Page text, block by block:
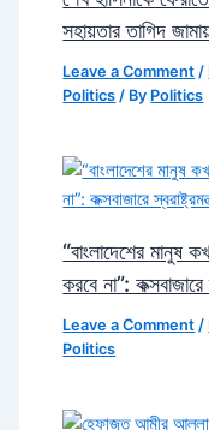
সহায়তার তাগিদ
Leave a Comment /
Politics / By Politics
“বাংলাদেশের মানুষ
করবে না”:
Leave a Comment /
Politics